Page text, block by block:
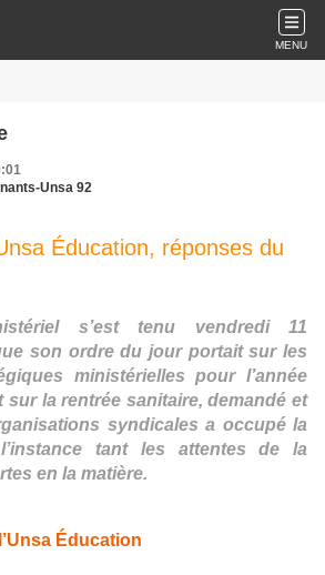
MENU
Unsa 92
Éducation, réponses du
s’est tenu vendredi 11
son ordre du jour portait sur les
ministérielles pour l’année
sur la rentrée sanitaire, demandé et
syndicales a occupé la
tant les attentes de la
en la matière.
Éducation